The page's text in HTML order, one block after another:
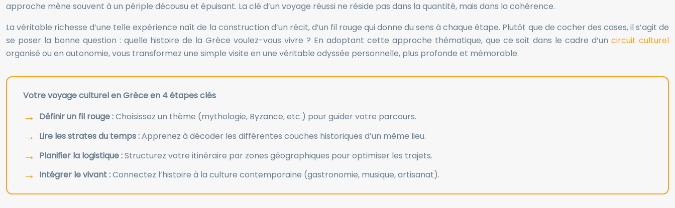
approche mène souvent à un périple décousu et épuisant. La clé d’un voyage réussi ne réside pas dans la quantité, mais dans la cohérence.
La véritable richesse d’une telle expérience naît de la construction d’un récit, d’un fil rouge qui donne du sens à chaque étape. Plutôt que de cocher des cases, il s’agit de
se poser la bonne question : quelle histoire de la Grèce voulez-vous vivre ? En adoptant cette approche thématique, que ce soit dans le cadre d’uncircuit culturel
organisé ou en autonomie, vous transformez une simple visite en une véritable odyssée personnelle, plus profonde et mémorable.
Votre voyage culturel en Grèce en 4 étapes clés
Définir un fil rouge :Choisissez un thème (mythologie, Byzance, etc.) pour guider votre parcours.
Lire les strates du temps :Apprenez à décoder les différentes couches historiques d’un même lieu.
Planifier la logistique :Structurez votre itinéraire par zones géographiques pour optimiser les trajets.
Intégrer le vivant :Connectez l’histoire à la culture contemporaine (gastronomie, musique, artisanat).